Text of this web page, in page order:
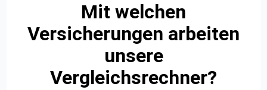
Mit welchen
Versicherungen arbeiten
unsere
Vergleichsrechner?